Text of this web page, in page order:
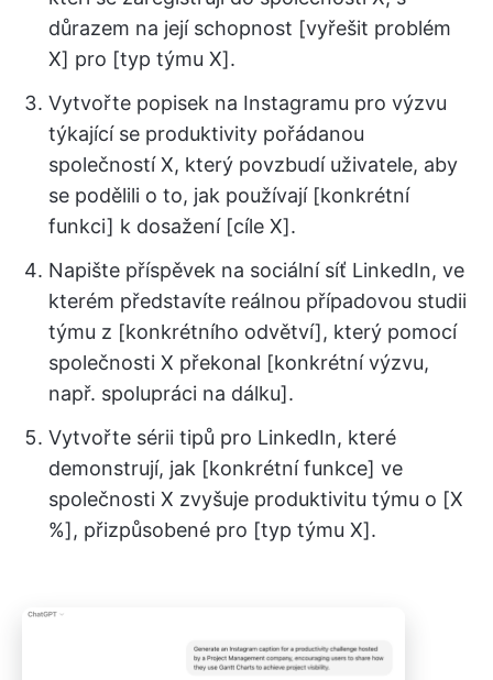
důrazem na její schopnost [vyřešit problém
X] pro [typ týmu X].
Vytvořte popisek na Instagramu pro výzvu
týkající se produktivity pořádanou
společností X, který povzbudí uživatele, aby
se podělili o to, jak používají [konkrétní
funkci] k dosažení [cíle X].
Napište příspěvek na sociální síť LinkedIn, ve
kterém představíte reálnou případovou studii
týmu z [konkrétního odvětví], který pomocí
společnosti X překonal [konkrétní výzvu,
např. spolupráci na dálku].
Vytvořte sérii tipů pro LinkedIn, které
demonstrují, jak [konkrétní funkce] ve
společnosti X zvyšuje produktivitu týmu o [X
%], přizpůsobené pro [typ týmu X].